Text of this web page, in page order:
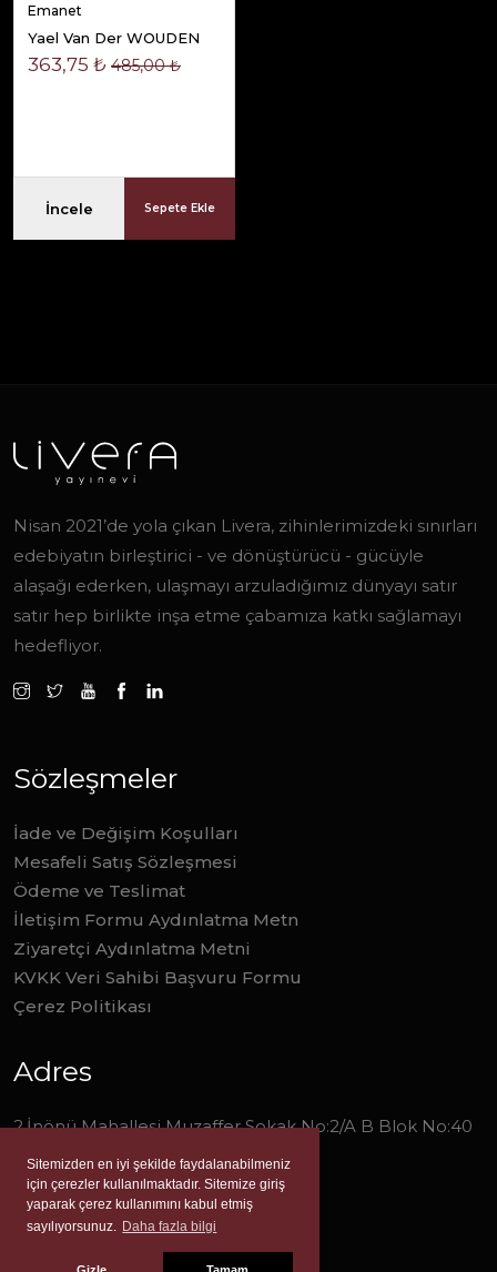
Sitemizden en iyi şekilde faydalanabilmeniz
için çerezler kullanılmaktadır. Sitemize giriş
yaparak çerez kullanımını kabul etmiş
sayılıyorsunuz. Daha fazla bilgi
Emanet
Yael Van Der WOUDEN
363,75 ₺ 485,00 ₺
İncele Sepete Ekle
Nisan 2021’de yola çıkan Livera, zihinlerimizdeki sınırları
edebiyatın birleştirici - ve dönüştürücü - gücüyle
alaşağı ederken, ulaşmayı arzuladığımız dünyayı satır
satır hep birlikte inşa etme çabamıza katkı sağlamayı
hedefliyor.
Sözleşmeler
İade ve Değişim Koşulları
Mesafeli Satış Sözleşmesi
Ödeme ve Teslimat
İletişim Formu Aydınlatma Metn
Ziyaretçi Aydınlatma Metni
KVKK Veri Sahibi Başvuru Formu
Çerez Politikası
Adres
2.İnönü Mahallesi Muzaffer Sokak No:2/A B Blok No:40
Narlıdere/İzmir
0 (232) 277 0 278
info@liverayayinevi.com